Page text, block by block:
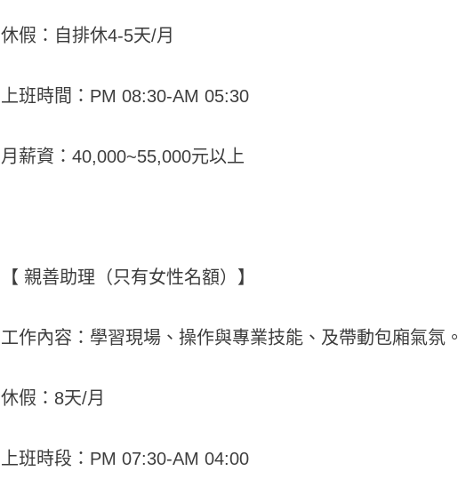
休假：自排休4-5天/月
上班時間：PM 08:30-AM 05:30
月薪資：40,000~55,000元以上
【 親善助理（只有女性名額）】
工作內容：學習現場、操作與專業技能、及帶動包廂氣氛。
休假：8天/月
上班時段：PM 07:30-AM 04:00